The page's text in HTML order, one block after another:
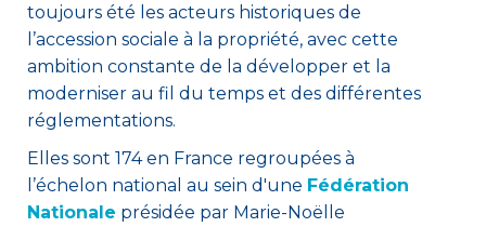
toujours été les acteurs historiques de
l’accession sociale à la propriété, avec cette
ambition constante de la développer et la
moderniser au fil du temps et des différentes
réglementations.
Elles sont 174 en France regroupées à
l’échelon national au sein d'une Fédération
Nationale présidée par Marie-Noëlle